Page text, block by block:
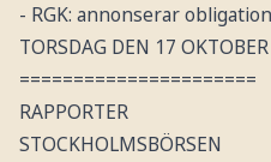
- RGK: annonserar
TORSDAG DEN 17 OKTOBER
======================
RAPPORTER
STOCKHOLMSBÖRSEN